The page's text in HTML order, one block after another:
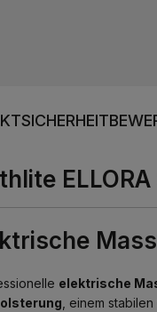
elektrische
, einem